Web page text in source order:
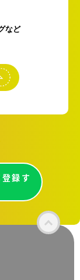
など
登録す